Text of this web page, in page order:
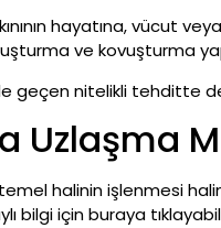
hayatına, vücut
ve kovuşturma
geçen nitelikli tehditte
Uzlaşma
halinin işlenmesi
bilgi için buraya